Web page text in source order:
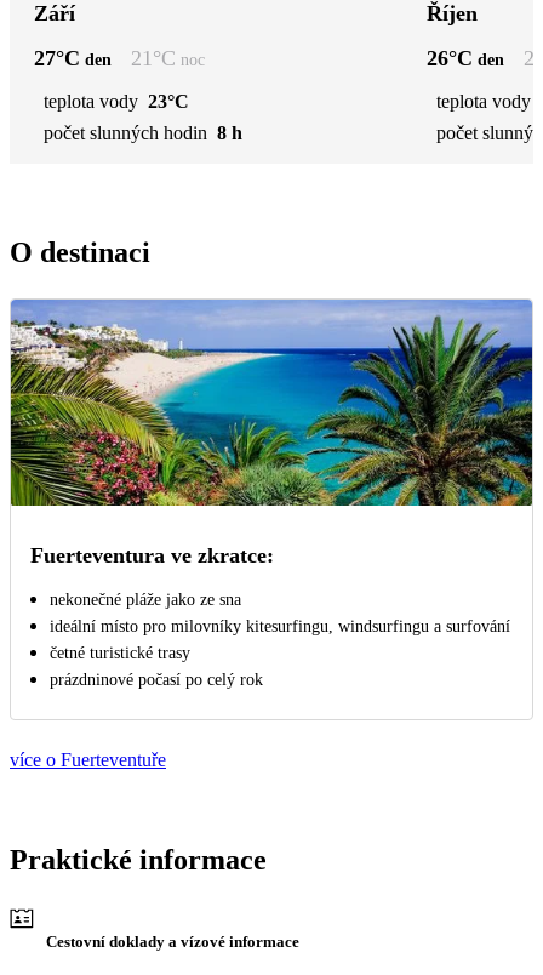
Září
27°C den 21°C noc
teplota vody 23°C
počet slunných hodin 8 h
Říjen
26°C den
teplota vody
počet
O destinaci
Fuerteventura ve zkratce:
nekonečné pláže jako ze sna
ideální místo pro milovníky kitesurfingu, windsurfingu a surfování
četné turistické trasy
prázdninové počasí po celý rok
více o Fuerteventuře
Praktické informace
Cestovní doklady a vízové informace